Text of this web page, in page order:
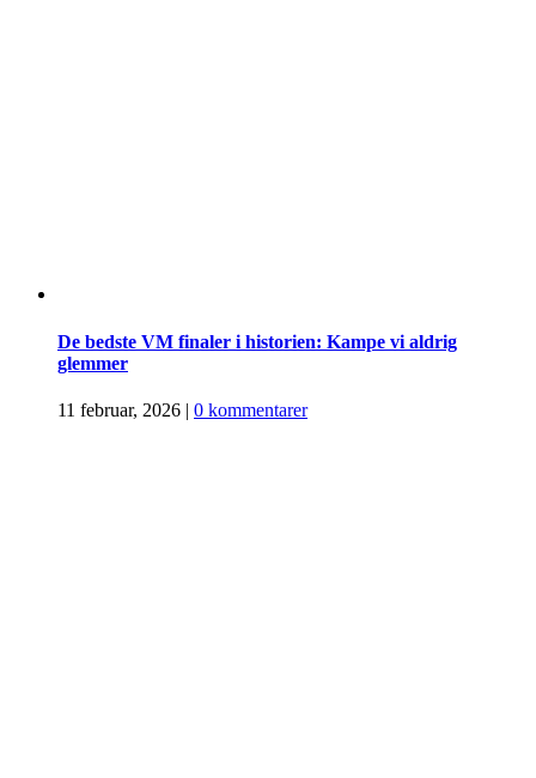
De bedste VM finaler i historien: Kampe vi aldrig
glemmer
11 februar, 2026 | 0 kommentarer